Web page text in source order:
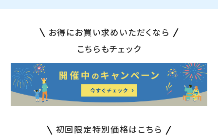
お得にお買い求めいただくなら
こちらもチェック
初回限定特別価格はこちら